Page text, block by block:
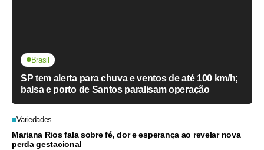
Brasil
SP tem alerta para chuva e ventos de até 100 km/h;
balsa e porto de Santos paralisam operação
Variedades
Mariana Rios fala sobre fé, dor e esperança ao revelar nova
perda gestacional